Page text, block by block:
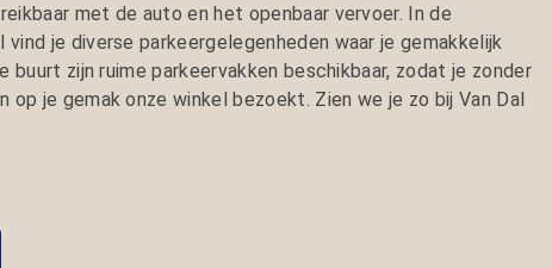
met de auto en het openbaar vervoer. In de
vind je diverse parkeergelegenheden waar je gemakkelijk
buurt zijn ruime parkeervakken beschikbaar, zodat je zonder
op je gemak onze winkel bezoekt. Zien we je zo bij Van Dal